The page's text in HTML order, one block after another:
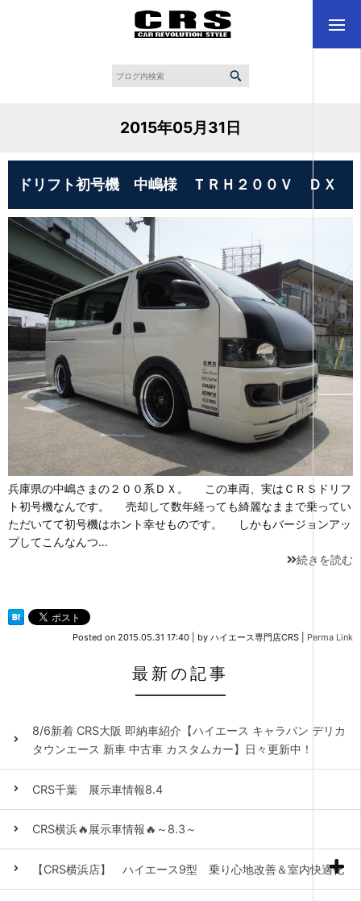
2015年05月31日
ドリフト初号機 中嶋様 ＴＲＨ２００Ｖ ＤＸ
兵庫県の中嶋さまの２００系ＤＸ。 この車両、実はＣＲＳドリフ
ト初号機なんです。 売却して数年経っても綺麗なままで乗ってい
ただいてて初号機はホント幸せものです。 しかもバージョンアッ
プしてこんなんつ…
続きを読む
Posted on 2015.05.31 17:40 by ハイエース専門店CRS Perma Link
最新の記事
8/6新着 CRS大阪 即納車紹介【ハイエース キャラバン デリカ
タウンエース 新車 中古車 カスタムカー】日々更新中！
CRS千葉 展示車情報8.4
CRS横浜🔥展示車情報🔥～8.3～
【CRS横浜店】 ハイエース9型 乗り心地改善＆室内快適化